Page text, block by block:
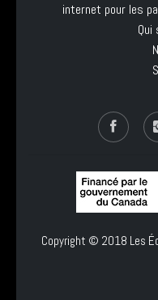
internet pour les
Copyright © 2018 Les